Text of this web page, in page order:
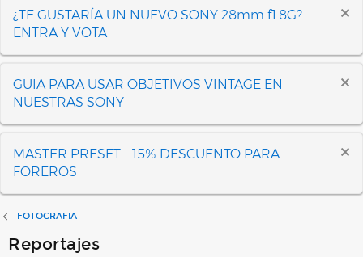
¿TE GUSTARÍA UN NUEVO SONY 28mm f1.8G?
ENTRA Y VOTA
GUIA PARA USAR OBJETIVOS VINTAGE EN
NUESTRAS SONY
MASTER PRESET - 15% DESCUENTO PARA
FOREROS
FOTOGRAFIA
Reportajes